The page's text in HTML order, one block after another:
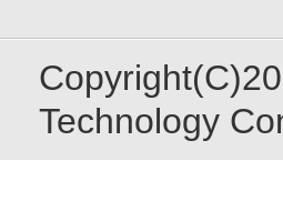
Technology